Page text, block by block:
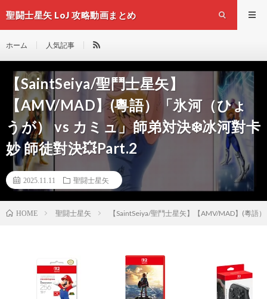
聖闘士星矢 LoJ 攻略動画まとめ
ホーム 人気記事
【SaintSeiya/聖鬥士星矢】
【AMV/MAD】(粵語）「氷河（ひょ
うが） vs カミュ」師弟対決❄️冰河對卡
妙 師徒對決💥Part.2
2025.11.11 聖闘士星矢
HOME 聖闘士星矢 【SaintSeiya/聖鬥士星矢】【AMV/MAD】(粵語